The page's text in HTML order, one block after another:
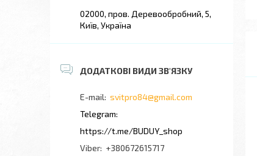
02000, пров. Деревообробний, 5,
Київ, Україна
svitpro84@gmail.com
https://t.me/BUDUY_shop
+380672615717